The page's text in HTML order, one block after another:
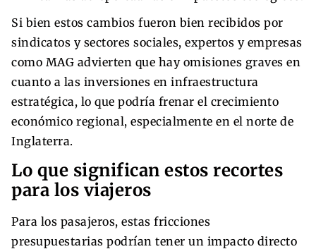
Si bien estos cambios fueron bien recibidos por
sindicatos y sectores sociales, expertos y empresas
como MAG advierten que hay omisiones graves en
cuanto a las inversiones en infraestructura
estratégica, lo que podría frenar el crecimiento
económico regional, especialmente en el norte de
Inglaterra.
Lo que significan estos recortes
para los viajeros
Para los pasajeros, estas fricciones
presupuestarias podrían tener un impacto directo